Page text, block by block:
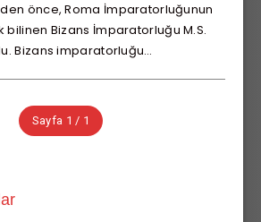
önce, Roma İmparatorluğunun
bilinen Bizans İmparatorluğu M.S.
Bizans imparatorluğu…
Sayfa 1 / 1